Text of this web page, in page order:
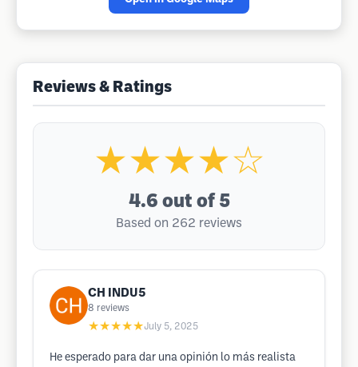
Reviews & Ratings
★★★★☆
4.6 out of 5
Based on 262 reviews
CH INDU5
8 reviews
★★★★★July 5, 2025
He esperado para dar una opinión lo más realista